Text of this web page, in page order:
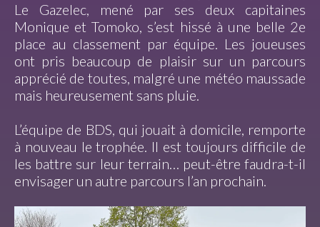
Le Gazelec, mené par ses deux capitaines
Monique et Tomoko, s’est hissé à une belle 2e
place au classement par équipe. Les joueuses
ont pris beaucoup de plaisir sur un parcours
apprécié de toutes, malgré une météo maussade
mais heureusement sans pluie.
L’équipe de BDS, qui jouait à domicile, remporte
à nouveau le trophée. Il est toujours difficile de
les battre sur leur terrain… peut-être faudra-t-il
envisager un autre parcours l’an prochain.